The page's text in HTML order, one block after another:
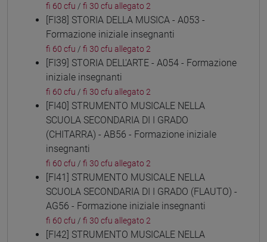
fi 60 cfu / fi 30 cfu allegato 2
[FI38] STORIA DELLA MUSICA - A053 -
Formazione iniziale insegnanti
fi 60 cfu / fi 30 cfu allegato 2
[FI39] STORIA DELL'ARTE - A054 - Formazione
iniziale insegnanti
fi 60 cfu / fi 30 cfu allegato 2
[FI40] STRUMENTO MUSICALE NELLA
SCUOLA SECONDARIA DI I GRADO
(CHITARRA) - AB56 - Formazione iniziale
insegnanti
fi 60 cfu / fi 30 cfu allegato 2
[FI41] STRUMENTO MUSICALE NELLA
SCUOLA SECONDARIA DI I GRADO (FLAUTO) -
AG56 - Formazione iniziale insegnanti
fi 60 cfu / fi 30 cfu allegato 2
[FI42] STRUMENTO MUSICALE NELLA